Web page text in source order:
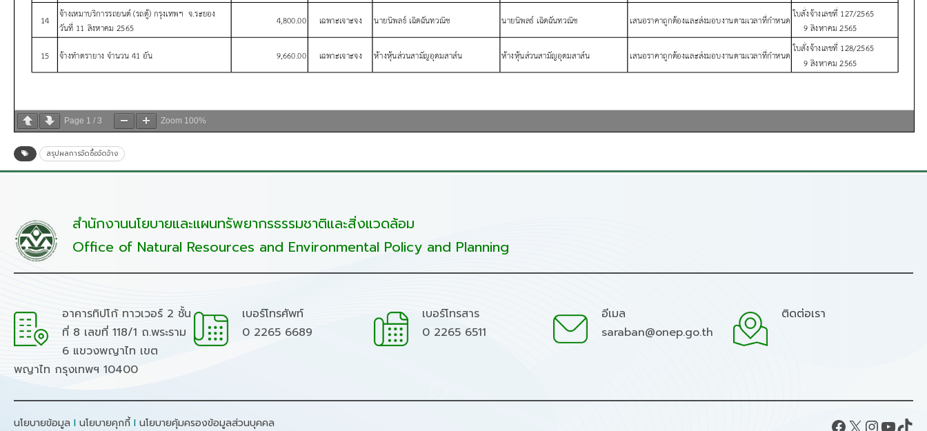
Page 1 / 3 Zoom 100%
สรุปผลการจัดซื้อจัดจ้าง
สำนักงานนโยบายและแผนทรัพยากรธรรมชาติและสิ่งแวดล้อม
Office of Natural Resources and Environmental Policy and Planning
อาคารทิปโก้ ทาวเวอร์ 2 ชั้น
ที่ 8 เลขที่ 118/1 ถ.พระราม
6 แขวงพญาไท เขต
พญาไท กรุงเทพฯ 10400
เบอร์โทรศัพท์
0 2265 6689
เบอร์โทรสาร
0 2265 6511
อีเมล
saraban@onep.go.th
ติดต่อเรา
นโยบายข้อมูล I นโยบายคุกกี้I นโยบายคุ้มครองข้อมูลส่วนบุคคล Facebook X InstagramYouTube TikTok